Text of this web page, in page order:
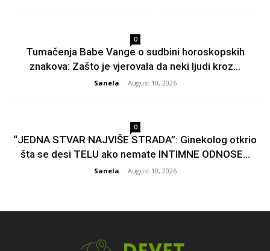
0
Tumačenja Babe Vange o sudbini horoskopskih
znakova: Zašto je vjerovala da neki ljudi kroz...
Sanela - August 10, 2026
0
“JEDNA STVAR NAJVIŠE STRADA”: Ginekolog otkrio
šta se desi TELU ako nemate INTIMNE ODNOSE...
Sanela - August 10, 2026